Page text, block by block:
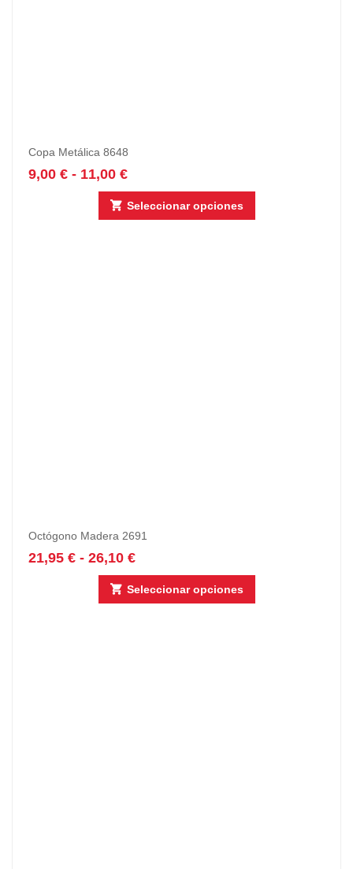
Copa Metálica 8648
9,00 € - 11,00 €
Seleccionar opciones
Octógono Madera 2691
21,95 € - 26,10 €
Seleccionar opciones